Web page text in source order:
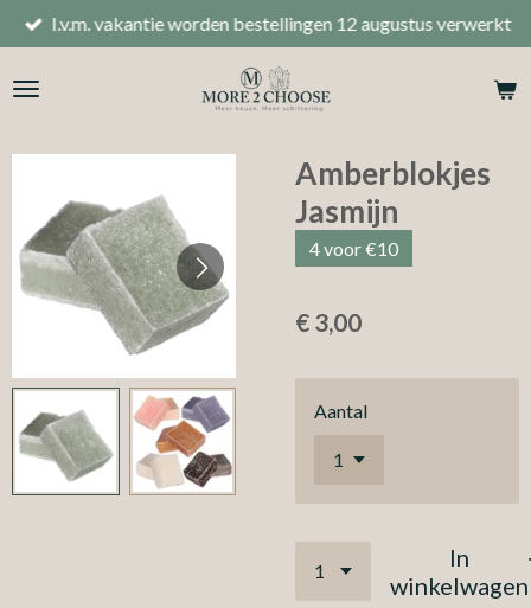
Ga
direct
naar
I.v.m. vakantie worden bestellingen 12 augustus verwerkt
Amberblokjes
Jasmijn
4 voor €10
€ 3,00
Aantal
In
winkelwagen